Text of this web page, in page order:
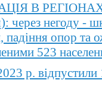
В
через негоду -
падіння опор та
523
р. відпустили